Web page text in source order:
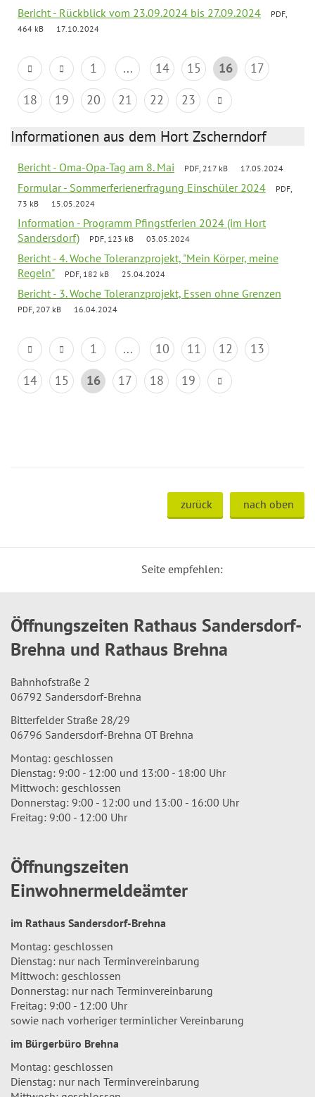
Bericht - Rückblick vom 23.09.2024 bis 27.09.2024
PDF,
464 kB
17.10.2024
1 ... 14 15 16
17
18
19 20 21 22 23
Informationen aus dem Hort Zscherndorf
Bericht - Oma-Opa-Tag am 8. Mai PDF, 217 kB 17.05.2024
Formular - Sommerferienerfragung Einschüler 2024
PDF,
73 kB
15.05.2024
Information - Programm Pfingstferien 2024 (im Hort
Sandersdorf)
PDF, 123 kB 03.05.2024
Bericht - 4. Woche Toleranzprojekt, "Mein Körper, meine
Regeln"
PDF, 182 kB 25.04.2024
Bericht - 3. Woche Toleranzprojekt, Essen ohne Grenzen
PDF, 207 kB 16.04.2024
1 ... 10 11 12
13
14
15 16 17 18 19
zurück nach oben
Seite empfehlen:
Öffnungszeiten Rathaus Sandersdorf-
Brehna und Rathaus Brehna
Bahnhofstraße 2
06792 Sandersdorf-Brehna
Bitterfelder Straße 28/29
06796 Sandersdorf-Brehna OT Brehna
Montag: geschlossen
Dienstag: 9:00 - 12:00 und 13:00 - 18:00 Uhr
Mittwoch: geschlossen
Donnerstag: 9:00 - 12:00 und 13:00 - 16:00 Uhr
Freitag: 9:00 - 12:00 Uhr
Öffnungszeiten
Einwohnermeldeämter
im Rathaus Sandersdorf-Brehna
Montag: geschlossen
Dienstag: nur nach Terminvereinbarung
Mittwoch: geschlossen
Donnerstag: nur nach Terminvereinbarung
Freitag: 9:00 - 12:00 Uhr
sowie nach vorheriger terminlicher Vereinbarung
im Bürgerbüro Brehna
Montag: geschlossen
Dienstag: nur nach Terminvereinbarung